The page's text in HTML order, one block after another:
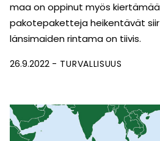
maa on oppinut myös
pakotepaketteja heikentävät
länsimaiden rintama on tiivis.
26.9.2022 TURVALLISUUS